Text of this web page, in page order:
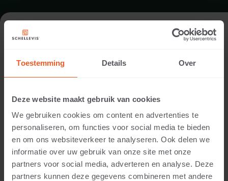
Toestemming Details Over
Deze website maakt gebruik van cookies
We gebruiken cookies om content en advertenties te
personaliseren, om functies voor social media te bieden
en om ons websiteverkeer te analyseren. Ook delen we
informatie over uw gebruik van onze site met onze
partners voor social media, adverteren en analyse. Deze
partners kunnen deze gegevens combineren met andere
FORMAAT - ZWEMBADRAND
ASSORTIMENT ZWEMBADRANDEN